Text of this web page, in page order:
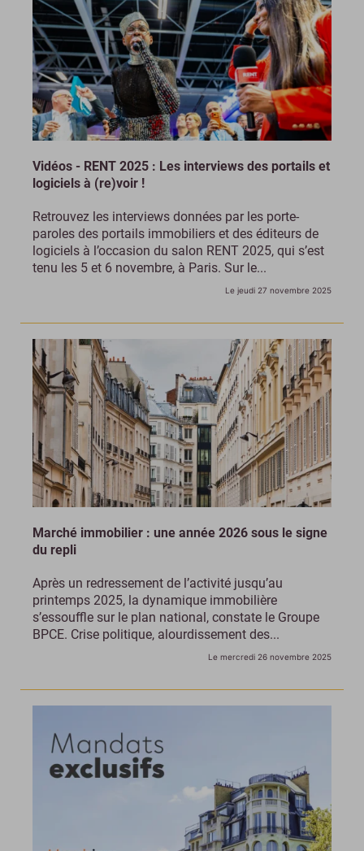
Vidéos - RENT 2025 : Les interviews des portails et
logiciels à (re)voir !
Retrouvez les interviews données par les porte-
paroles des portails immobiliers et des éditeurs de
logiciels à l’occasion du salon RENT 2025, qui s’est
tenu les 5 et 6 novembre, à Paris. Sur le...
Le jeudi 27 novembre 2025
Marché immobilier : une année 2026 sous le signe
du repli
Après un redressement de l’activité jusqu’au
printemps 2025, la dynamique immobilière
s’essouffle sur le plan national, constate le Groupe
BPCE. Crise politique, alourdissement des...
Le mercredi 26 novembre 2025